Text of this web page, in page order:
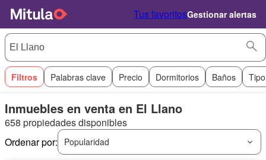
Tus favoritosGestionar alertas
Filtros Palabras clave Precio Dormitorios Baños
Inmuebles en venta en El Llano
658 propiedades disponibles
Ordenar por:
Popularidad